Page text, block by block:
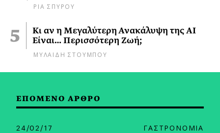
ΡΙΑ ΣΠΥΡΟΥ
Κι αν η Μεγαλύτερη Ανακάλυψη της AI
Είναι… Περισσότερη Ζωή;
ΜΥΛΑΙΔΗ ΣΤΟΥΜΠΟΥ
ΕΠΟΜΕΝΟ ΑΡΘΡΟ
24/02/17 ΓΑΣΤΡΟΝΟΜΙΑ